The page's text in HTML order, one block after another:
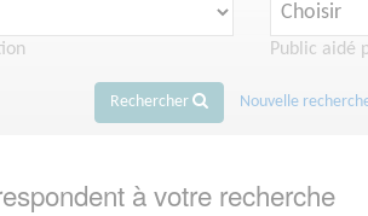
Public aidé
Rechercher Nouvelle
à votre recherche